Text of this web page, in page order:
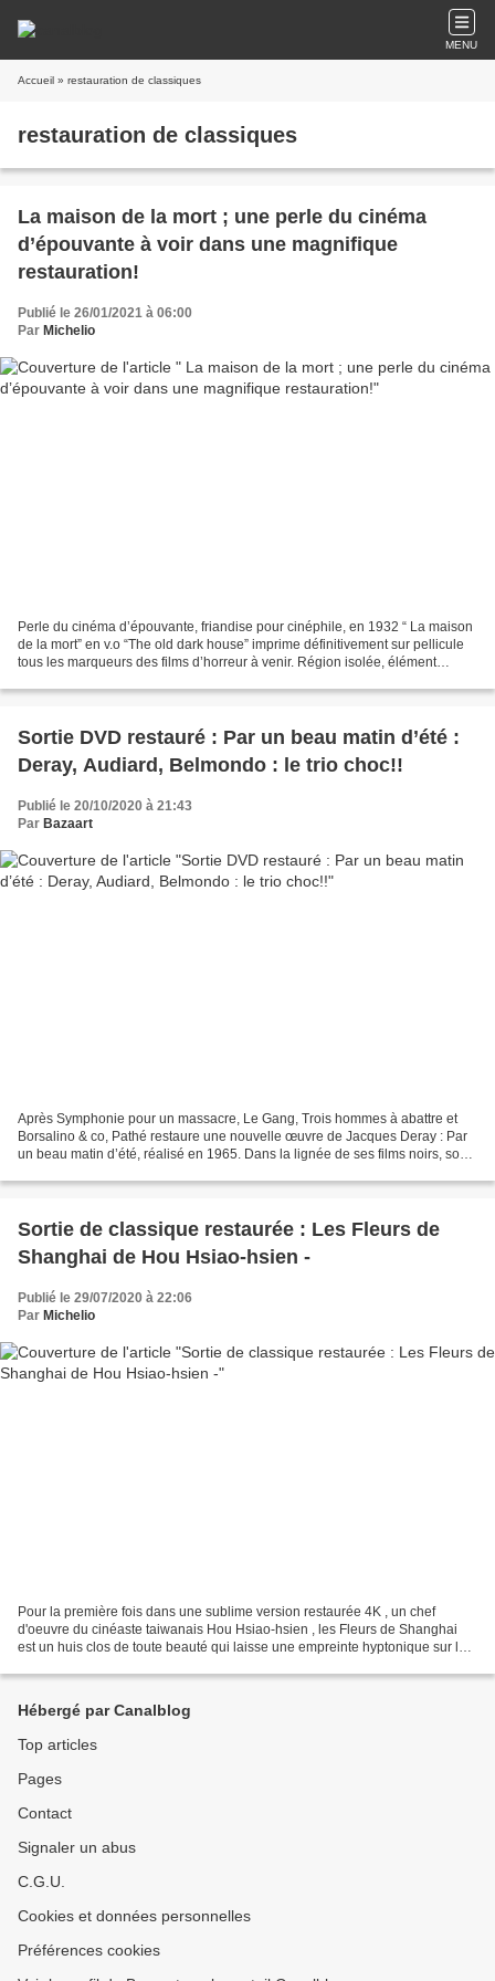
MENU
Accueil » restauration de classiques
restauration de classiques
La maison de la mort ; une perle du cinéma
d’épouvante à voir dans une magnifique
restauration!
Publié le 26/01/2021 à 06:00
Par Michelio
Perle du cinéma d’épouvante, friandise pour cinéphile, en 1932 “ La maison
de la mort” en v.o “The old dark house” imprime définitivement sur pellicule
tous les marqueurs des films d’horreur à venir. Région isolée, élément
Sortie DVD restauré : Par un beau matin d’été :
Deray, Audiard, Belmondo : le trio choc!!
Publié le 20/10/2020 à 21:43
Par Bazaart
Après Symphonie pour un massacre, Le Gang, Trois hommes à abattre et
Borsalino & co, Pathé restaure une nouvelle œuvre de Jacques Deray : Par
un beau matin d’été, réalisé en 1965. Dans la lignée de ses films noirs, son
Sortie de classique restaurée : Les Fleurs de
Shanghai de Hou Hsiao-hsien -
Publié le 29/07/2020 à 22:06
Par Michelio
Pour la première fois dans une sublime version restaurée 4K , un chef
d'oeuvre du cinéaste taiwanais Hou Hsiao-hsien , les Fleurs de Shanghai
est un huis clos de toute beauté qui laisse une empreinte hyptonique sur le
Hébergé par Canalblog
Top articles
Pages
Contact
Signaler un abus
C.G.U.
Cookies et données personnelles
Préférences cookies